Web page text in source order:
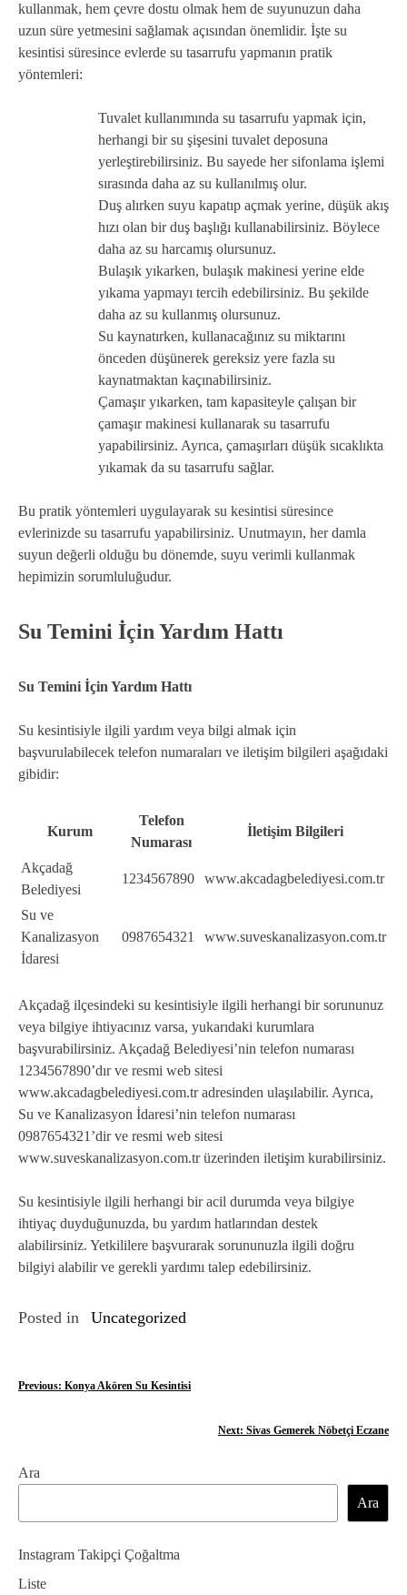
kullanmak, hem çevre dostu olmak hem de suyunuzun daha
uzun süre yetmesini sağlamak açısından önemlidir. İşte su
kesintisi süresince evlerde su tasarrufu yapmanın pratik
yöntemleri:
Tuvalet kullanımında su tasarrufu yapmak için,
herhangi bir su şişesini tuvalet deposuna
yerleştirebilirsiniz. Bu sayede her sifonlama işlemi
sırasında daha az su kullanılmış olur.
Duş alırken suyu kapatıp açmak yerine, düşük akış
hızı olan bir duş başlığı kullanabilirsiniz. Böylece
daha az su harcamış olursunuz.
Bulaşık yıkarken, bulaşık makinesi yerine elde
yıkama yapmayı tercih edebilirsiniz. Bu şekilde
daha az su kullanmış olursunuz.
Su kaynatırken, kullanacağınız su miktarını
önceden düşünerek gereksiz yere fazla su
kaynatmaktan kaçınabilirsiniz.
Çamaşır yıkarken, tam kapasiteyle çalışan bir
çamaşır makinesi kullanarak su tasarrufu
yapabilirsiniz. Ayrıca, çamaşırları düşük sıcaklıkta
yıkamak da su tasarrufu sağlar.
Bu pratik yöntemleri uygulayarak su kesintisi süresince
evlerinizde su tasarrufu yapabilirsiniz. Unutmayın, her damla
suyun değerli olduğu bu dönemde, suyu verimli kullanmak
hepimizin sorumluluğudur.
Su Temini İçin Yardım Hattı
Su Temini İçin Yardım Hattı
Su kesintisiyle ilgili yardım veya bilgi almak için
başvurulabilecek telefon numaraları ve iletişim bilgileri aşağıdaki
gibidir:
Kurum
Telefon
Numarası
İletişim Bilgileri
Akçadağ
Belediyesi
1234567890 www.akcadagbelediyesi.com.tr
Su ve
Kanalizasyon
İdaresi
0987654321 www.suveskanalizasyon.com.tr
Akçadağ ilçesindeki su kesintisiyle ilgili herhangi bir sorununuz
veya bilgiye ihtiyacınız varsa, yukarıdaki kurumlara
başvurabilirsiniz. Akçadağ Belediyesi’nin telefon numarası
1234567890’dır ve resmi web sitesi
www.akcadagbelediyesi.com.tr adresinden ulaşılabilir. Ayrıca,
Su ve Kanalizasyon İdaresi’nin telefon numarası
0987654321’dir ve resmi web sitesi
www.suveskanalizasyon.com.tr üzerinden iletişim kurabilirsiniz.
Su kesintisiyle ilgili herhangi bir acil durumda veya bilgiye
ihtiyaç duyduğunuzda, bu yardım hatlarından destek
alabilirsiniz. Yetkililere başvurarak sorununuzla ilgili doğru
bilgiyi alabilir ve gerekli yardımı talep edebilirsiniz.
Posted in Uncategorized
Y
ı
g
e
z
Previous: Konya Akören Su Kesintisi
Next: Sivas Gemerek Nöbetçi Eczane
Ara
Ara
Instagram Takipçi Çoğaltma
Liste